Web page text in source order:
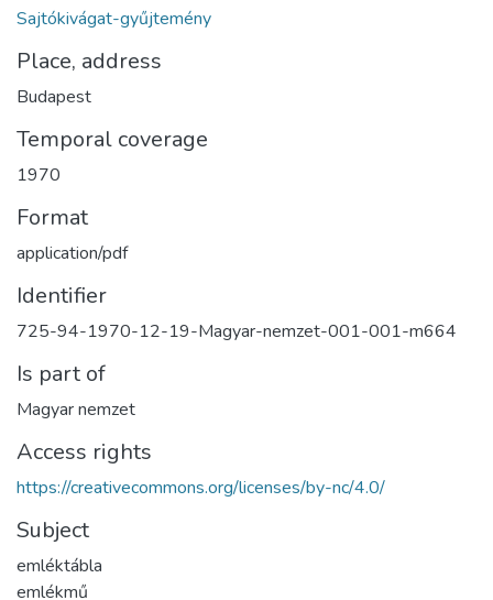
Sajtókivágat-gyűjtemény
Place, address
Budapest
Temporal coverage
1970
Format
application/pdf
Identifier
725-94-1970-12-19-Magyar-nemzet-001-001-m664
Is part of
Magyar nemzet
Access rights
https://creativecommons.org/licenses/by-nc/4.0/
Subject
emléktábla
emlékmű